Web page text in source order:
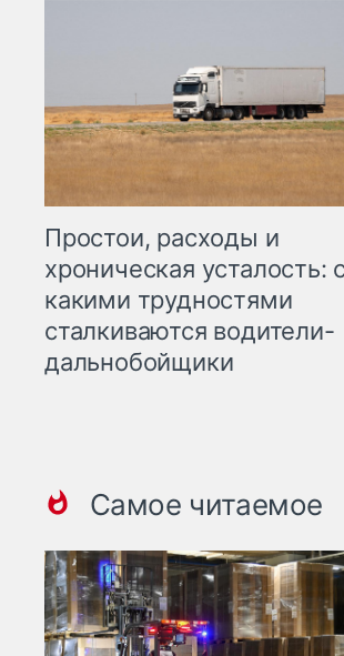
Простои, расходы и
хроническая усталость: с
какими трудностями
сталкиваются водители-
дальнобойщики
Самое читаемое